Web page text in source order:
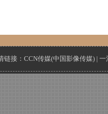
链接： CCN传媒(中国影像传媒) | 一